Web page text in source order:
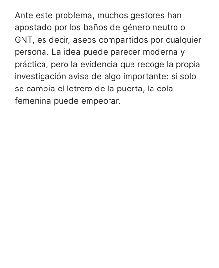
Ante este problema, muchos gestores han
apostado por los baños de género neutro o
GNT, es decir, aseos compartidos por cualquier
persona. La idea puede parecer moderna y
práctica, pero la evidencia que recoge la propia
investigación avisa de algo importante: si solo
se cambia el letrero de la puerta, la cola
femenina puede empeorar.